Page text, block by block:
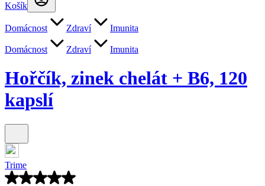
Košík
Domácnost Zdraví Imunita
Domácnost Zdraví Imunita
Hořčík, zinek chelát + B6, 120
kapslí
Trime